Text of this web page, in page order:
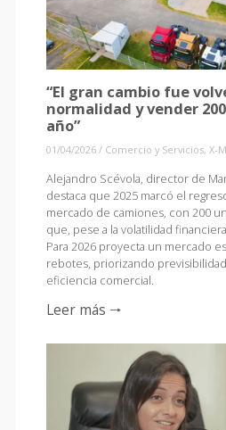
“El gran cambio fue
normalidad y vender
año”
01/04/2026 / Comercio y Servicios, X-
Alejandro Scévola, director de
destaca que 2025 marcó el
mercado de camiones, con 200
que, pese a la volatilidad
Para 2026 proyecta un mercado
rebotes, priorizando
eficiencia comercial.
Leer más 🠒